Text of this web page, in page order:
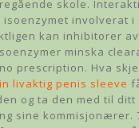
skole.
isoenzymet involverat
kan inhibitorer
minska
prescription. Hva
livaktig penis sleeve
og ta den med til
sine kommisjonærer.